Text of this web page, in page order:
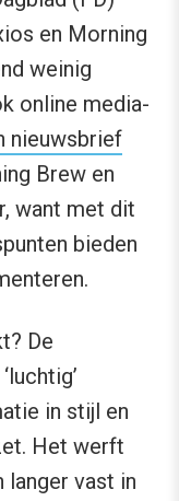
en Morning
weinig
online media-
nieuwsbrief
Brew en
want met dit
bieden
De
in stijl en
Het werft
langer vast in